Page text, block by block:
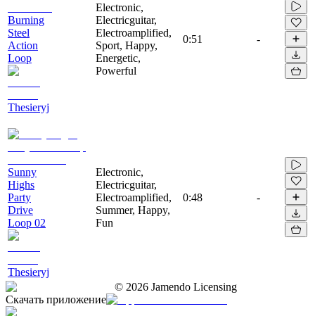
Burning
Steel
Action
Loop
Thesieryj
Electronic,
Electricguitar,
Electroamplified,
Sport, Happy,
Energetic,
Powerful
0:51 -
Sunny
Highs
Party
Drive
Loop 02
Thesieryj
Electronic,
Electricguitar,
Electroamplified,
Summer, Happy,
Fun
0:48 -
© 2026 Jamendo Licensing
Скачать приложение